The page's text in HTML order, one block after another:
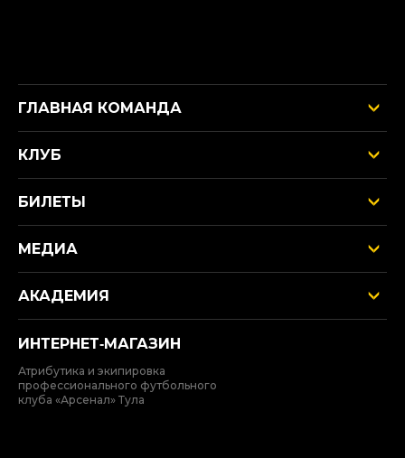
ГЛАВНАЯ КОМАНДА
КЛУБ
БИЛЕТЫ
МЕДИА
АКАДЕМИЯ
ИНТЕРНЕТ‑МАГАЗИН
Атрибутика и экипировка
профессионального футбольного
клуба «Арсенал» Тула